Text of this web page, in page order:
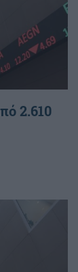
2.610